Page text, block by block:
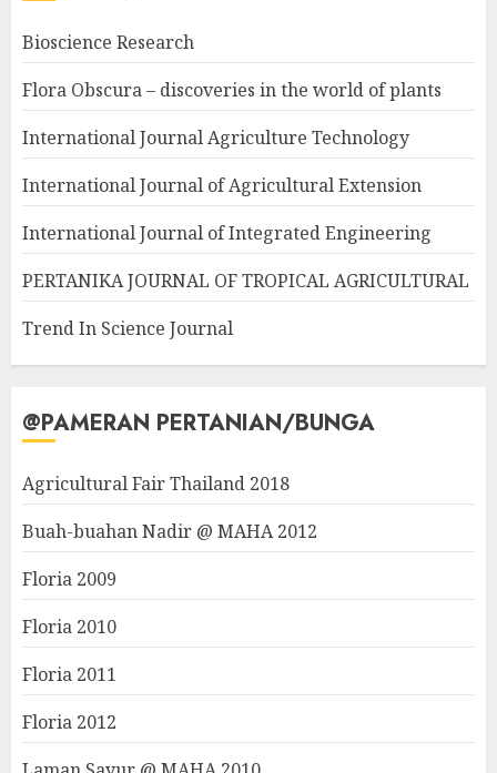
Bioscience Research
Flora Obscura – discoveries in the world of plants
International Journal Agriculture Technology
International Journal of Agricultural Extension
International Journal of Integrated Engineering
PERTANIKA JOURNAL OF TROPICAL AGRICULTURAL
Trend In Science Journal
@PAMERAN PERTANIAN/BUNGA
Agricultural Fair Thailand 2018
Buah-buahan Nadir @ MAHA 2012
Floria 2009
Floria 2010
Floria 2011
Floria 2012